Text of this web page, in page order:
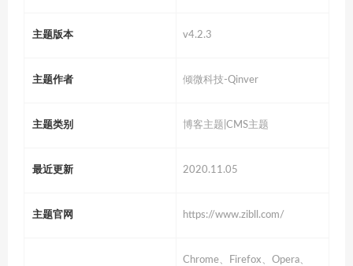
主题版本 v4.2.3
主题作者 倾微科技-Qinver
主题类别 博客主题|CMS主题
最近更新 2020.11.05
主题官网 https://www.zibll.com/
Chrome、Firefox、Opera、